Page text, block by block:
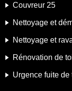
Couvreur 25
Nettoyage et
Nettoyage et
Rénovation de
Urgence fuite de